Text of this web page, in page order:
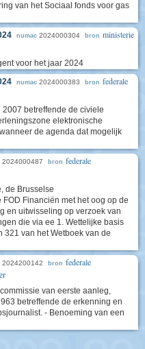
van het Sociaal fonds voor gas
numac 2024000304 bron ministerie
voor het jaar 2024
numac 2024000383 bron federale
betreffende de civiele
elektronische
de agenda dat mogelijk
2024000487 bron federale
de Brusselse
Financiën met het oog op de
en uitwisseling op verzoek van
die via ee 1. Wettelijke basis
321 van het Wetboek van de
2024200142 bron federale
van eerste aanleg,
betreffende de erkenning en
- Benoeming van een